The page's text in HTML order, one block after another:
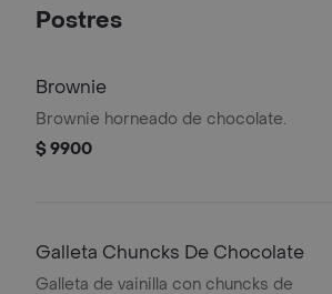
Postres
Brownie
Brownie horneado de chocolate.
$ 9900
Galleta Chuncks De Chocolate
Galleta de vainilla con chuncks de